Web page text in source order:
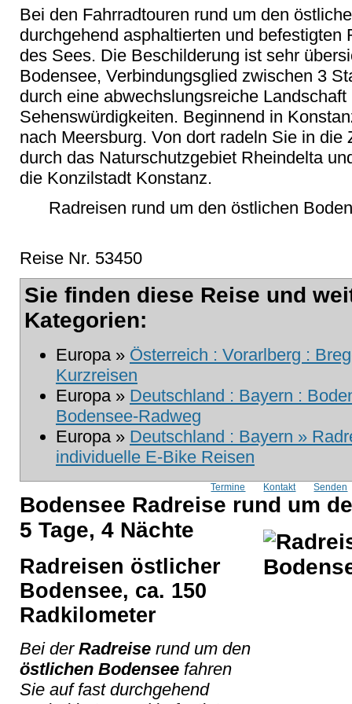
Bei den Fahrradtouren rund um den
durchgehend asphaltierten und
des Sees. Die Beschilderung ist sehr
Bodensee, Verbindungsglied zwischen 3
durch eine abwechslungsreiche
Sehenswürdigkeiten. Beginnend in
nach Meersburg. Von dort radeln Sie in die
durch das Naturschutzgebiet Rheindelta
die Konzilstadt Konstanz.
Radreisen rund um den östlichen
Reise Nr. 53450
Sie finden diese Reise und
Kategorien:
Europa » Österreich : Vorarlberg :
Kurzreisen
Europa » Deutschland : Bayern :
Bodensee-Radweg
Europa » Deutschland : Bayern »
individuelle E-Bike Reisen
Termine Kontakt Senden
Bodensee Radreise rund um
5 Tage, 4 Nächte
Radreisen östlicher
Bodensee, ca. 150
Radkilometer
Bei der Radreise rund um den
östlichen Bodensee fahren
Sie auf fast durchgehend